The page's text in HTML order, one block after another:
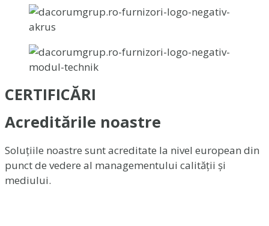
CERTIFICĂRI
Acreditările noastre
Soluțiile noastre sunt acreditate la nivel european din
punct de vedere al managementului calității și
mediului.